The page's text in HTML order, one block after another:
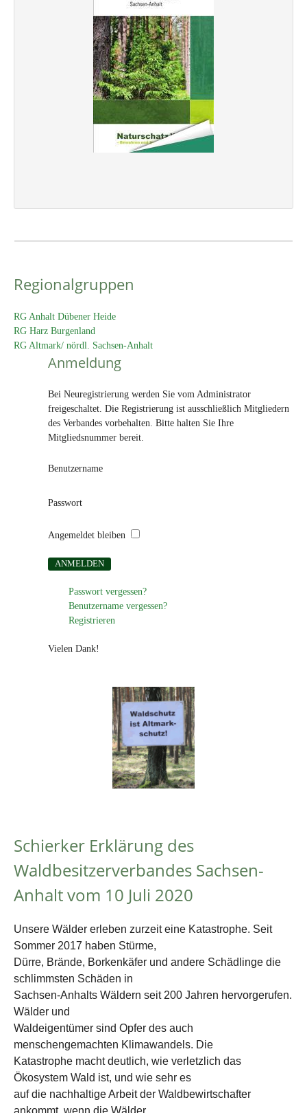
Regionalgruppen
RG Anhalt Dübener Heide
RG Harz Burgenland
RG Altmark/ nördl. Sachsen-Anhalt
Anmeldung
Bei Neuregistrierung werden Sie vom Administrator
freigeschaltet. Die Registrierung ist ausschließlich Mitgliedern
des Verbandes vorbehalten. Bitte halten Sie Ihre
Mitgliedsnummer bereit.
Benutzername
Passwort
Angemeldet bleiben
Passwort vergessen?
Benutzername vergessen?
Registrieren
Vielen Dank!
Schierker Erklärung des
Waldbesitzerverbandes Sachsen-
Anhalt vom 10 Juli 2020
Unsere Wälder erleben zurzeit eine Katastrophe. Seit
Sommer 2017 haben Stürme,
Dürre, Brände, Borkenkäfer und andere Schädlinge die
schlimmsten Schäden in
Sachsen-Anhalts Wäldern seit 200 Jahren hervorgerufen.
Wälder und
Waldeigentümer sind Opfer des auch
menschengemachten Klimawandels. Die
Katastrophe macht deutlich, wie verletzlich das
Ökosystem Wald ist, und wie sehr es
auf die nachhaltige Arbeit der Waldbewirtschafter
ankommt, wenn die Wälder